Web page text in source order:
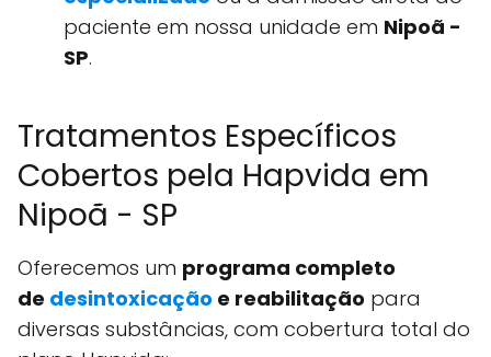
paciente em nossa unidade em Nipoã -
SP.
Tratamentos Específicos
Cobertos pela Hapvida em
Nipoã - SP
Oferecemos um programa completo
de desintoxicação e reabilitação para
diversas substâncias, com cobertura total do